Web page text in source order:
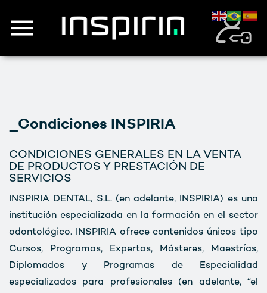
Saltar
contenido
_Condiciones INSPIRIA
CONDICIONES GENERALES EN LA VENTA
DE PRODUCTOS Y PRESTACIÓN DE
SERVICIOS
INSPIRIA DENTAL, S.L. (en adelante, INSPIRIA) es una
institución especializada en la formación en el sector
odontológico. INSPIRIA ofrece contenidos únicos tipo
Cursos, Programas, Expertos, Másteres, Maestrías,
Diplomados y Programas de Especialidad
especializados para profesionales (en adelante, “el